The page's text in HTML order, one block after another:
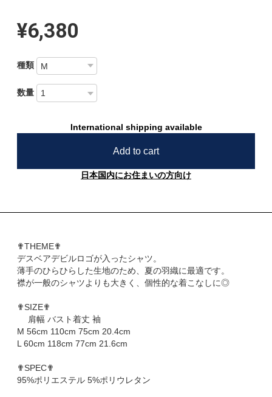
¥6,380
種類
数量
International shipping available
Add to cart
日本国内にお住まいの方向け
✟THEME✟
デスベアデビルロゴが入ったシャツ。
薄手のひらひらした生地のため、夏の羽織に最適です。
襟が一般のシャツよりも大きく、個性的な着こなしに◎
✟SIZE✟
肩幅 バスト着丈 袖
M 56cm 110cm 75cm 20.4cm
L 60cm 118cm 77cm 21.6cm
✟SPEC✟
95%ポリエステル 5%ポリウレタン